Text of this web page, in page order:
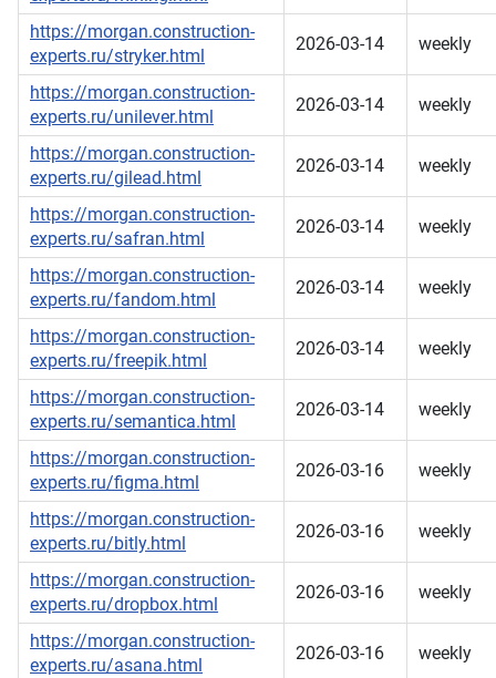
https://morgan.construction-
experts.ru/stryker.html
2026-03-14 weekly
https://morgan.construction-
experts.ru/unilever.html
2026-03-14 weekly
https://morgan.construction-
experts.ru/gilead.html
2026-03-14 weekly
https://morgan.construction-
experts.ru/safran.html
2026-03-14 weekly
https://morgan.construction-
experts.ru/fandom.html
2026-03-14 weekly
https://morgan.construction-
experts.ru/freepik.html
2026-03-14 weekly
https://morgan.construction-
experts.ru/semantica.html
2026-03-14 weekly
https://morgan.construction-
experts.ru/figma.html
2026-03-16 weekly
https://morgan.construction-
experts.ru/bitly.html
2026-03-16 weekly
https://morgan.construction-
experts.ru/dropbox.html
2026-03-16 weekly
https://morgan.construction-
experts.ru/asana.html
2026-03-16 weekly